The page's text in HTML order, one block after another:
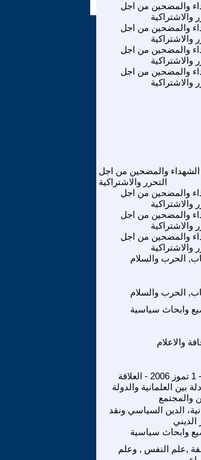
والمضحين من اجل
والاشتراكية
والمضحين من اجل
والاشتراكية
والمضحين من اجل
والاشتراكية
والمضحين من اجل
والاشتراكية
الشهداء والمضحين من اجل
التحرر والاشتراكية
والمضحين من اجل
والاشتراكية
والمضحين من اجل
والاشتراكية
والمضحين من اجل
والاشتراكية
الحرب والسلام
الحرب والسلام
وابحاث سياسية
والاعلام
ملف - 1 تموز 2006 - العلاقة
بين العلمانية والدولة
والمجتمع
الدين السياسي ونقد
الديني
وابحاث سياسية
,علم النفس , وعلم